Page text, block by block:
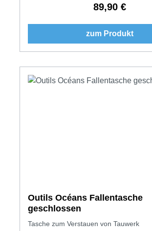
Regulärer Preis:
89,90 €
zum Produkt
Outils Océans Fallentasche
geschlossen
Tasche zum Verstauen von Tauwerk